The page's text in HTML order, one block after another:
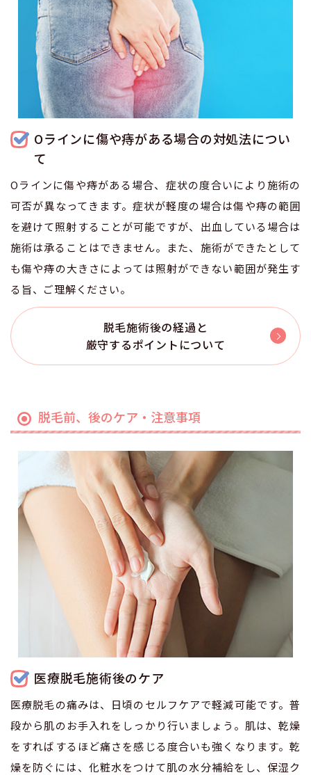
Oラインに傷や痔がある場合の対処法につい
て
Oラインに傷や痔がある場合、症状の度合いにより施術の
可否が異なってきます。症状が軽度の場合は傷や痔の範囲
を避けて照射することが可能ですが、出血している場合は
施術は承ることはできません。また、施術ができたとして
も傷や痔の大きさによっては照射ができない範囲が発生す
る旨、ご理解ください。
脱毛施術後の経過と
厳守するポイントについて
脱毛前、後のケア・注意事項
医療脱毛施術後のケア
医療脱毛の痛みは、日頃のセルフケアで軽減可能です。普
段から肌のお手入れをしっかり行いましょう。肌は、乾燥
をすればするほど痛さを感じる度合いも強くなります。乾
燥を防ぐには、化粧水をつけて肌の水分補給をし、保湿ク